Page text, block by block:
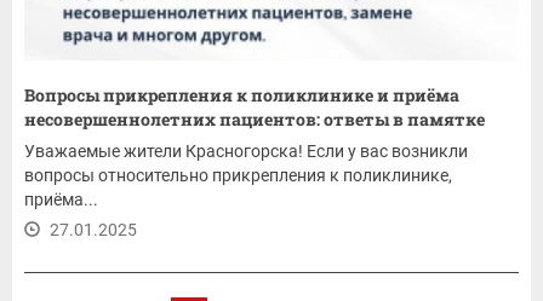
Вопросы прикрепления к поликлинике и приёма
несовершеннолетних пациентов: ответы в памятке
Уважаемые жители Красногорска! Если у вас возникли
вопросы относительно прикрепления к поликлинике,
приёма...
27.01.2025